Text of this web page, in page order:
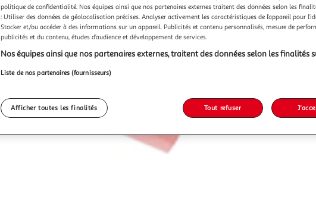
politique de confidentialité. Nos équipes ainsi que nos partenaires externes traitent des données selon les
: Utiliser des données de géolocalisation précises. Analyser activement les caractéristiques de l’appareil pour
Stocker et/ou accéder à des informations sur un appareil. Publicités et contenu personnalisés, mesure de
publicités et du contenu, études d’audience et développement de services.
Nos équipes ainsi que nos partenaires externes, traitent des données selon les finalités
Liste de nos partenaires (fournisseurs)
Afficher toutes les finalités Tout refuser